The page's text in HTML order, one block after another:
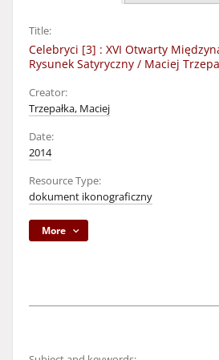
Title:
Celebryci [3] : XVI Otwarty
Rysunek Satyryczny / Maciej
Creator:
Trzepałka, Maciej
Date:
2014
Resource Type:
dokument ikonograficzny
More